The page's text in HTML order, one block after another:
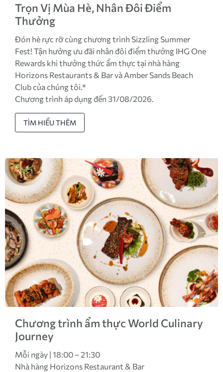
Trọn Vị Mùa Hè, Nhân Đôi Điểm
Thưởng
Đón hè rực rỡ cùng chương trình Sizzling Summer
Fest! Tận hưởng ưu đãi nhân đôi điểm thưởng IHG One
Rewards khi thưởng thức ẩm thực tại nhà hàng
Horizons Restaurants & Bar và Amber Sands Beach
Club của chúng tôi.*
Chương trình áp dụng đến 31/08/2026.
TÌM HIỂU THÊM
Chương trình ẩm thực World Culinary
Journey
Mỗi ngày | 18:00 – 21:30
Nhà hàng Horizons Restaurant & Bar